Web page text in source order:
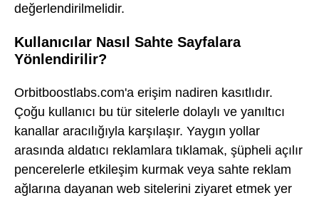
değerlendirilmelidir.
Kullanıcılar Nasıl Sahte Sayfalara
Yönlendirilir?
Orbitboostlabs.com'a erişim nadiren kasıtlıdır.
Çoğu kullanıcı bu tür sitelerle dolaylı ve yanıltıcı
kanallar aracılığıyla karşılaşır. Yaygın yollar
arasında aldatıcı reklamlara tıklamak, şüpheli açılır
pencerelerle etkileşim kurmak veya sahte reklam
ağlarına dayanan web sitelerini ziyaret etmek yer